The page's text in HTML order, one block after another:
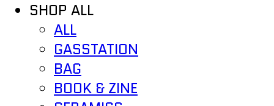
SHOP ALL
ALL
GASSTATION
BAG
BOOK & ZINE